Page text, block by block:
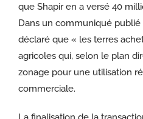
que Shapir en a versé 40
Dans un communiqué publié
déclaré que « les terres
agricoles qui, selon le plan
zonage pour une utilisation
commerciale.